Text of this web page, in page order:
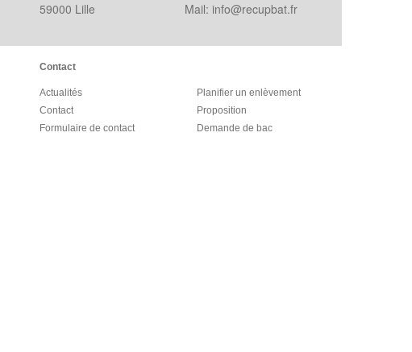
59000 Lille
Mail: info@recupbat.fr
Contact
Actualités
Contact
Formulaire de contact
Planifier un enlèvement
Proposition
Demande de bac